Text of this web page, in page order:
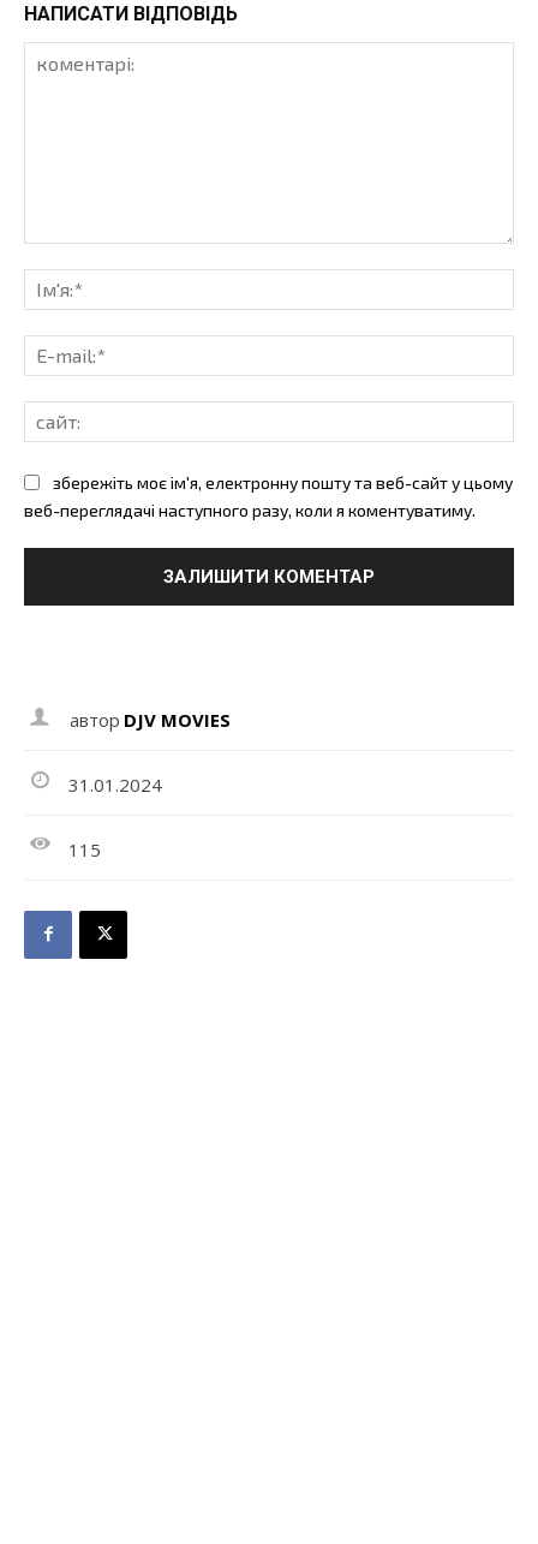
НАПИСАТИ ВІДПОВІДЬ
збережіть моє ім'я, електронну пошту та веб-сайт у цьому
веб-переглядачі наступного разу, коли я коментуватиму.
автор DJV MOVIES
31.01.2024
115